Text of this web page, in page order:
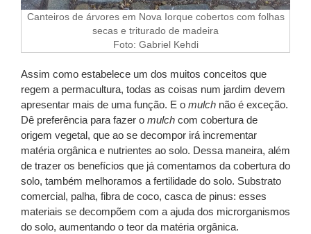
Canteiros de árvores em Nova Iorque cobertos com folhas
secas e triturado de madeira
Foto: Gabriel Kehdi
Assim como estabelece um dos muitos conceitos que
regem a permacultura, todas as coisas num jardim devem
apresentar mais de uma função. E o mulch não é exceção.
Dê preferência para fazer o mulch com cobertura de
origem vegetal, que ao se decompor irá incrementar
matéria orgânica e nutrientes ao solo. Dessa maneira, além
de trazer os benefícios que já comentamos da cobertura do
solo, também melhoramos a fertilidade do solo. Substrato
comercial, palha, fibra de coco, casca de pinus: esses
materiais se decompõem com a ajuda dos microrganismos
do solo, aumentando o teor da matéria orgânica.